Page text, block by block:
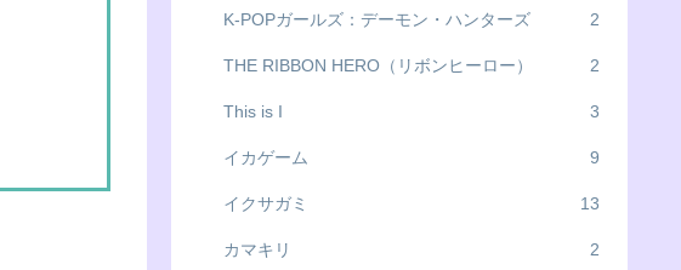
K-POPガールズ：デーモン・ハンターズ 2
THE RIBBON HERO（リボンヒーロー） 2
This is I 3
イカゲーム 9
イクサガミ 13
カマキリ 2